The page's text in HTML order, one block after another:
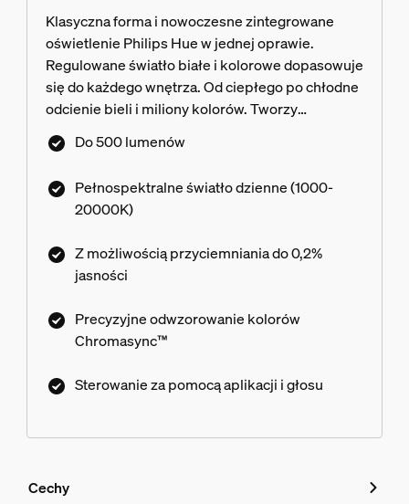
Klasyczna forma i nowoczesne zintegrowane
oświetlenie Philips Hue w jednej oprawie.
Regulowane światło białe i kolorowe dopasowuje
się do każdego wnętrza. Od ciepłego po chłodne
odcienie bieli i miliony kolorów. Tworzy
odpowiedni nastrój i podkreśla charakter
przestrzeni. Ultra wydajne przyciemnianie do
światła i kolorów na każdym poziomie jasności.
Nowa generacja żarówki z podwójną konstrukcją.
wprowadza naturalne wrażenia do wnętrza.
Ciepłe barwy letniego zachodu lub chłodne
do chwili. Chromasync zapewnia spójność 16
milionów kolorów między wieloma punktami
efektywność energetyczna. Obsługa Matter
home. Więcej funkcji z mostkiem Hue Bridge.
Do 500 lumenów
Pełnospektralne światło dzienne (1000-
20000K)
Z możliwością przyciemniania do 0,2%
jasności
Precyzyjne odwzorowanie kolorów
Chromasync™
Sterowanie za pomocą aplikacji i głosu
Cechy